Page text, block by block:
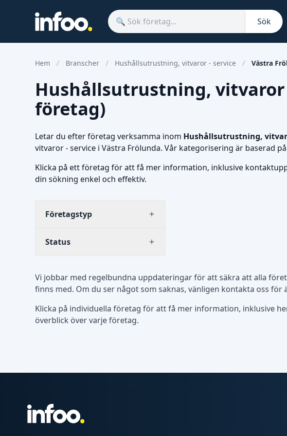
Sök
Hem Branscher Hushållsutrustning, vitvaror - service Västra
Hushållsutrustning, vitvaror
företag)
Letar du efter företag verksamma inom Hushållsutrustning,
vitvaror - service i Västra Frölunda. Vår kategorisering är baserad
Klicka på ett företag för att få mer information, inklusive
din sökning enkel och effektiv.
Företagstyp
Status
Vi jobbar med regelbundna uppdateringar för att säkra att alla
finns med. Om du ser något som saknas, vänligen kontakta oss
Klicka på individuella företag för att få mer information, inklusive
överblick över varje företag.